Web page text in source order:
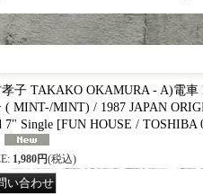
孝子 TAKAKO OKAMURA - A)電車
( MINT-/MINT) / 1987 JAPAN
7" Single [FUN HOUSE / TOSHIBA
: 1,980円(税込)